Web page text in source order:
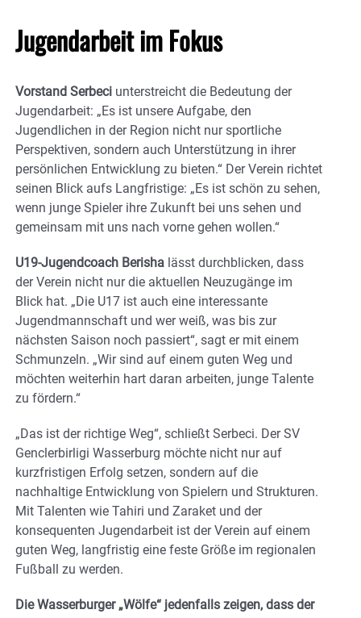
Jugendarbeit im Fokus
Vorstand Serbeci unterstreicht die Bedeutung der
Jugendarbeit: „Es ist unsere Aufgabe, den
Jugendlichen in der Region nicht nur sportliche
Perspektiven, sondern auch Unterstützung in ihrer
persönlichen Entwicklung zu bieten.“ Der Verein richtet
seinen Blick aufs Langfristige: „Es ist schön zu sehen,
wenn junge Spieler ihre Zukunft bei uns sehen und
gemeinsam mit uns nach vorne gehen wollen.“
U19-Jugendcoach Berisha lässt durchblicken, dass
der Verein nicht nur die aktuellen Neuzugänge im
Blick hat. „Die U17 ist auch eine interessante
Jugendmannschaft und wer weiß, was bis zur
nächsten Saison noch passiert“, sagt er mit einem
Schmunzeln. „Wir sind auf einem guten Weg und
möchten weiterhin hart daran arbeiten, junge Talente
zu fördern.“
„Das ist der richtige Weg“, schließt Serbeci. Der SV
Genclerbirligi Wasserburg möchte nicht nur auf
kurzfristigen Erfolg setzen, sondern auf die
nachhaltige Entwicklung von Spielern und Strukturen.
Mit Talenten wie Tahiri und Zaraket und der
konsequenten Jugendarbeit ist der Verein auf einem
guten Weg, langfristig eine feste Größe im regionalen
Fußball zu werden.
Die Wasserburger „Wölfe“ jedenfalls zeigen, dass der